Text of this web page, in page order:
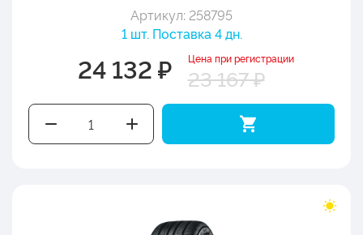
Артикул: 258795
1 шт. Поставка 4 дн.
24 132 ₽ Цена при регистрации
23 167 ₽